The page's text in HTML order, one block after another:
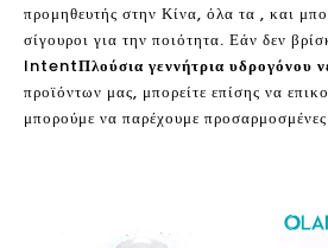
προμηθευτής στην Κίνα, όλα τα , και
σίγουροι για την ποιότητα. Εάν δεν
IntentΠλούσια γεννήτρια υδρογόνου
προϊόντων μας, μπορείτε επίσης να
μπορούμε να παρέχουμε προσαρμοσμένες